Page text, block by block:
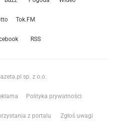
Tok.FM
RSS
sp. z o.o.
Polityka prywatności
z portalu Zgłoś uwagi